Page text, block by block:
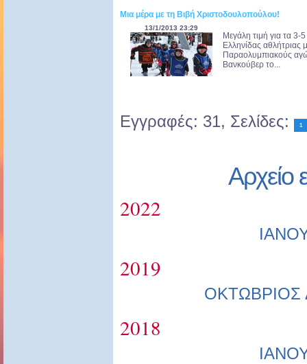
Μια μέρα με τη Βιβή Χριστοδουλοπούλου!
13/1/2013 23:29
Μεγάλη τιμή για τα
Ελληνίδας αθλήτριας
Παραολυμπιακούς
Βανκούβερ το...
Εγγραφές: 31, Σελίδες: 1
Αρχείο
2022
2019
ΟΚΤΩΒΡΙΟΣ
2018